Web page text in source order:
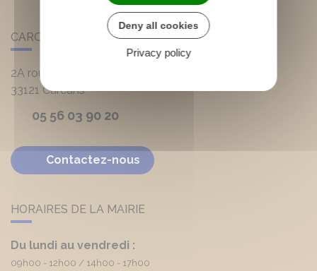
CARCANS
2A route d'Hourtin
33121 Carcans
05 56 03 90 20
Contactez-nous
HORAIRES DE LA MAIRIE
Du lundi au vendredi :
09h00 - 12h00 14h00 - 17h00
Deny all cookies
Privacy policy